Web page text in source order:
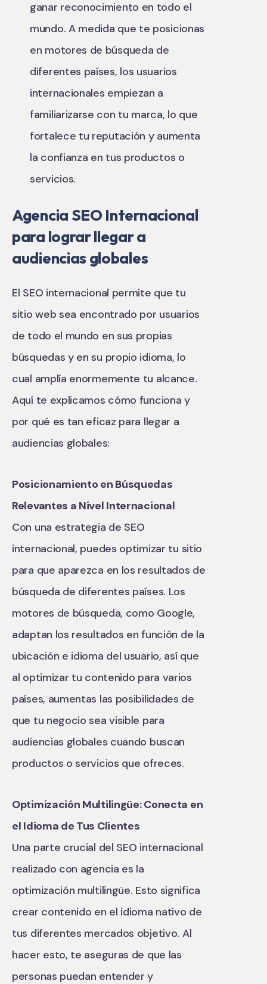
ganar reconocimiento en todo el
mundo. A medida que te posicionas
en motores de búsqueda de
diferentes países, los usuarios
internacionales empiezan a
familiarizarse con tu marca, lo que
fortalece tu reputación y aumenta
la confianza en tus productos o
servicios.
Agencia SEO Internacional
para lograr llegar a
audiencias globales
El SEO internacional permite que tu
sitio web sea encontrado por usuarios
de todo el mundo en sus propias
búsquedas y en su propio idioma, lo
cual amplía enormemente tu alcance.
Aquí te explicamos cómo funciona y
por qué es tan eficaz para llegar a
audiencias globales:
Posicionamiento en Búsquedas
Relevantes a Nivel Internacional
Con una estrategia de SEO
internacional, puedes optimizar tu sitio
para que aparezca en los resultados de
búsqueda de diferentes países. Los
motores de búsqueda, como Google,
adaptan los resultados en función de la
ubicación e idioma del usuario, así que
al optimizar tu contenido para varios
países, aumentas las posibilidades de
que tu negocio sea visible para
audiencias globales cuando buscan
productos o servicios que ofreces.
Optimización Multilingüe: Conecta en
el Idioma de Tus Clientes
Una parte crucial del SEO internacional
realizado con agencia es la
optimización multilingüe. Esto significa
crear contenido en el idioma nativo de
tus diferentes mercados objetivo. Al
hacer esto, te aseguras de que las
personas puedan entender y